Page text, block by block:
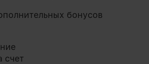
бонусов
счет